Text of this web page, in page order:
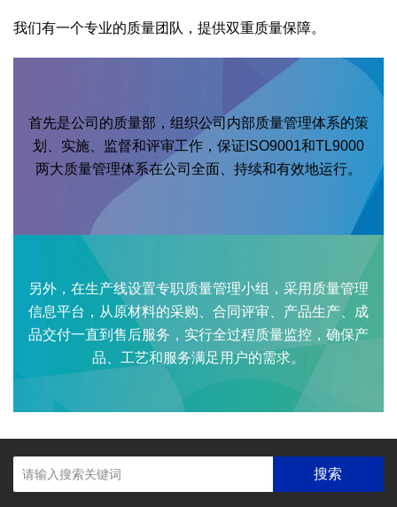
我们有一个专业的质量团队，提供双重质量保障。
首先是公司的质量部，组织公司内部质量管理体系的策
划、实施、监督和评审工作，保证ISO9001和TL9000
两大质量管理体系在公司全面、持续和有效地运行。
另外，在生产线设置专职质量管理小组，采用质量管理
信息平台，从原材料的采购、合同评审、产品生产、成
品交付一直到售后服务，实行全过程质量监控，确保产
品、工艺和服务满足用户的需求。
搜索